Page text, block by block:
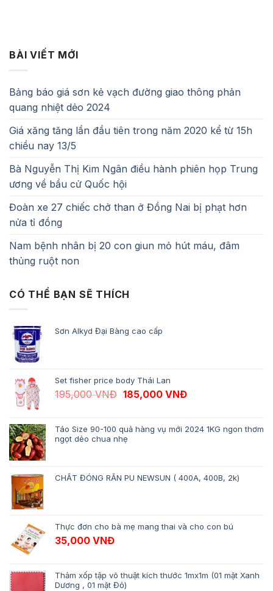
BÀI VIẾT MỚI
Bảng báo giá sơn kẻ vạch đường giao thông phản
quang nhiệt dẻo 2024
Giá xăng tăng lần đầu tiên trong năm 2020 kể từ 15h
chiều nay 13/5
Bà Nguyễn Thị Kim Ngân điều hành phiên họp Trung
ương về bầu cử Quốc hội
Đoàn xe 27 chiếc chở than ở Đồng Nai bị phạt hơn
nửa tỉ đồng
Nam bệnh nhân bị 20 con giun mỏ hút máu, đâm
thủng ruột non
CÓ THỂ BẠN SẼ THÍCH
Sơn Alkyd Đại Bàng cao cấp
Set fisher price body Thái Lan
195,000VNĐ Giá gốc là: 195,000 VNĐ.
185,000 VNĐGiá hiện tại là:
Táo Size 90-100 quả hàng vụ mới 2024 1KG ngon thơm
ngọt dẻo chua nhẹ
CHẤT ĐÓNG RẮN PU NEWSUN ( 400A, 400B, 2k)
Thực đơn cho bà mẹ mang thai và cho con bú
35,000 VNĐ
Thảm xốp tập võ thuật kích thước 1mx1m (01 mặt Xanh
Dương , 01 mặt Đỏ)